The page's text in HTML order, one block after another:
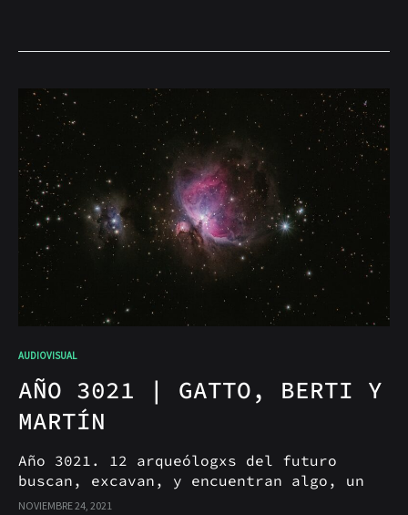
AUDIOVISUAL
AÑO 3021 | GATTO, BERTI Y
MARTÍN
Año 3021. 12 arqueólogxs del futuro
buscan, excavan, y encuentran algo, un
resto. Aquí los registros arqueológicos
NOVIEMBRE 24, 2021